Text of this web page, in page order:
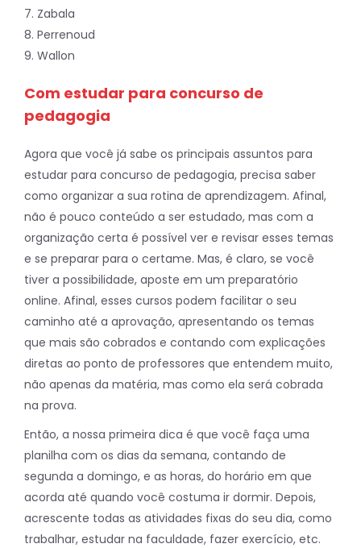
7. Zabala
8. Perrenoud
9. Wallon
Com estudar para concurso de
pedagogia
Agora que você já sabe os principais assuntos para
estudar para concurso de pedagogia, precisa saber
como organizar a sua rotina de aprendizagem. Afinal,
não é pouco conteúdo a ser estudado, mas com a
organização certa é possível ver e revisar esses temas
e se preparar para o certame. Mas, é claro, se você
tiver a possibilidade, aposte em um preparatório
online. Afinal, esses cursos podem facilitar o seu
caminho até a aprovação, apresentando os temas
que mais são cobrados e contando com explicações
diretas ao ponto de professores que entendem muito,
não apenas da matéria, mas como ela será cobrada
na prova.
Então, a nossa primeira dica é que você faça uma
planilha com os dias da semana, contando de
segunda a domingo, e as horas, do horário em que
acorda até quando você costuma ir dormir. Depois,
acrescente todas as atividades fixas do seu dia, como
trabalhar, estudar na faculdade, fazer exercício, etc.